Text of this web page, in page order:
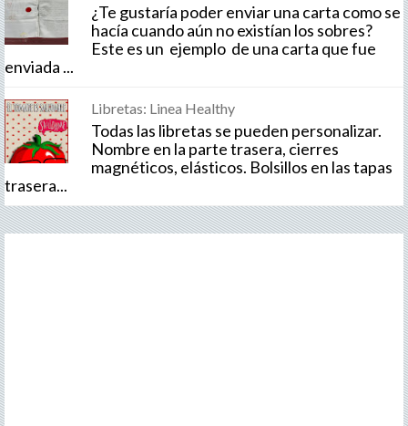
¿Te gustaría poder enviar una carta como se
hacía cuando aún no existían los sobres?
Este es un ejemplo de una carta que fue
enviada ...
Libretas: Linea Healthy
Todas las libretas se pueden personalizar.
Nombre en la parte trasera, cierres
magnéticos, elásticos. Bolsillos en las tapas
trasera...